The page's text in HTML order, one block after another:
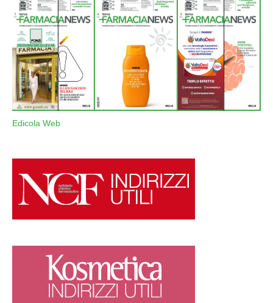
Edicola Web